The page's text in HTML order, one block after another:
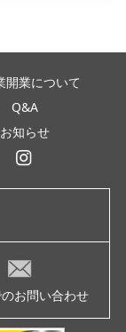
開業について
Q&A
お知らせ
お問い合わせ